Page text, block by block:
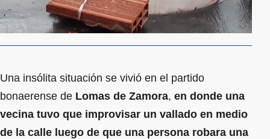
Una insólita situación se vivió en el partido
bonaerense de Lomas de Zamora, en donde una
vecina tuvo que improvisar un vallado en medio
de la calle luego de que una persona robara una